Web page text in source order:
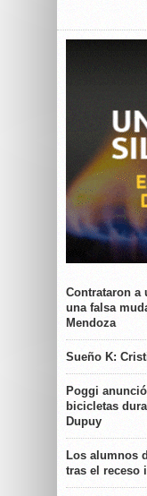
Contrataron a
una falsa
Mendoza
Sueño K:
Poggi
bicicletas
Dupuy
Los alumnos
tras el receso